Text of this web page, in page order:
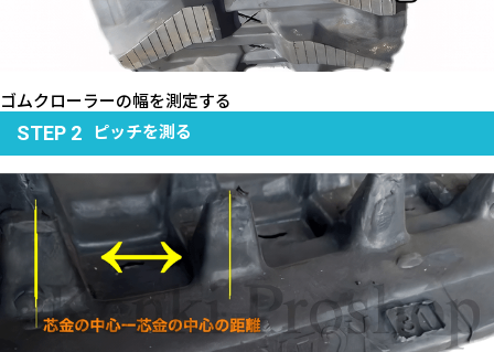
ゴムクローラーの幅を測定する
STEP 2 ピッチを測る